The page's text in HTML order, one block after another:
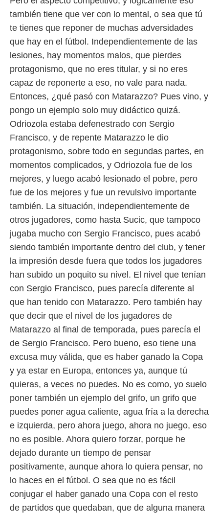
también tiene que ver con lo mental, o sea que tú
te tienes que reponer de muchas adversidades
que hay en el fútbol. Independientemente de las
lesiones, hay momentos malos, que pierdes
protagonismo, que no eres titular, y si no eres
capaz de reponerte a eso, no vale para nada.
Entonces, ¿qué pasó con Matarazzo? Pues vino, y
pongo un ejemplo solo muy didáctico quizá.
Odriozola estaba defenestrado con Sergio
Francisco, y de repente Matarazzo le dio
protagonismo, sobre todo en segundas partes, en
momentos complicados, y Odriozola fue de los
mejores, y luego acabó lesionado el pobre, pero
fue de los mejores y fue un revulsivo importante
también. La situación, independientemente de
otros jugadores, como hasta Sucic, que tampoco
jugaba mucho con Sergio Francisco, pues acabó
siendo también importante dentro del club, y tener
la impresión desde fuera que todos los jugadores
han subido un poquito su nivel. El nivel que tenían
con Sergio Francisco, pues parecía diferente al
que han tenido con Matarazzo. Pero también hay
que decir que el nivel de los jugadores de
Matarazzo al final de temporada, pues parecía el
de Sergio Francisco. Pero bueno, eso tiene una
excusa muy válida, que es haber ganado la Copa
y ya estar en Europa, entonces ya, aunque tú
quieras, a veces no puedes. No es como, yo suelo
poner también un ejemplo del grifo, un grifo que
puedes poner agua caliente, agua fría a la derecha
e izquierda, pero ahora juego, ahora no juego, eso
no es posible. Ahora quiero forzar, porque he
dejado durante un tiempo de pensar
positivamente, aunque ahora lo quiera pensar, no
lo haces en el fútbol. O sea que no es fácil
conjugar el haber ganado una Copa con el resto
de partidos que quedaban, que de alguna manera